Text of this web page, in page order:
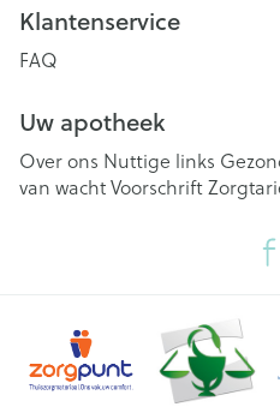
Klantenservice
FAQ
Uw apotheek
Over ons Nuttige links
van wachtVoorschrift